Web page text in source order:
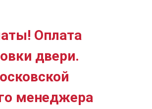
Оплата
двери.
менеджера